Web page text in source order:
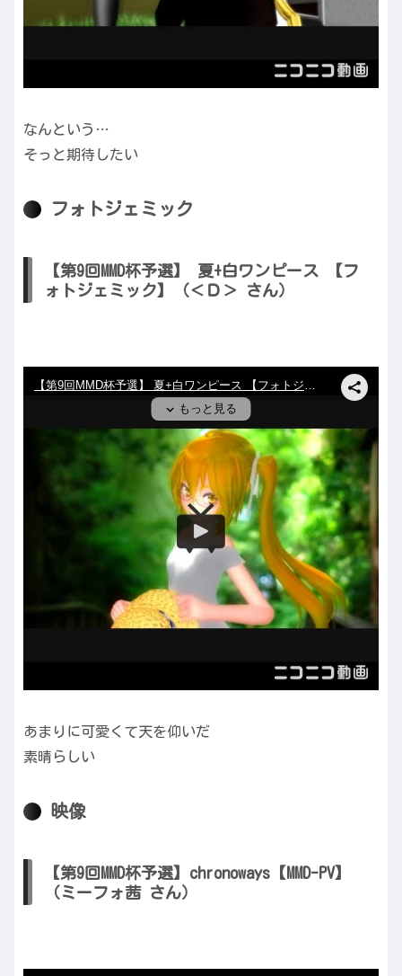
なんという…
そっと期待したい
フォトジェミック
【第9回MMD杯予選】 夏+白ワンピース 【フ
ォトジェミック】（＜Ｄ＞ さん）
あまりに可愛くて天を仰いだ
素晴らしい
映像
【第9回MMD杯予選】chronoways【MMD-PV】
（ミーフォ茜 さん）